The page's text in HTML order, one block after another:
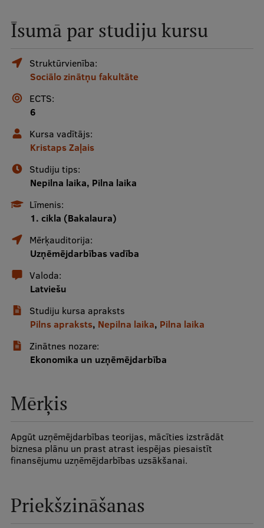
galvenā
izvēlne
Studiju iespējas
Pamatstudiju programmas
Maģistra studiju programmas
Rezidentūra
Uzņemšana
Par RSU
Studentu dzīve
Studiju norises vietas
Mūsu cilvēki
Struktūra
Identitāte
Aula
Īsumā par studiju kursu
Struktūrvienība:
Sociālo zinātņu fakultāte
ECTS:
6
Kursa vadītājs:
Kristaps Zaļais
Studiju tips:
Nepilna laika, Pilna laika
Līmenis:
1. cikla (Bakalaura)
Mērķauditorija:
Uzņēmējdarbības vadība
Valoda:
Latviešu
Studiju kursa apraksts
Pilns apraksts, Nepilna laika, Pilna laika
Zinātnes nozare:
Ekonomika un uzņēmējdarbība
Mērķis
Apgūt uzņēmējdarbības teorijas, mācīties izstrādāt
biznesa plānu un prast atrast iespējas piesaistīt
finansējumu uzņēmējdarbības uzsākšanai.
Priekšzināšanas